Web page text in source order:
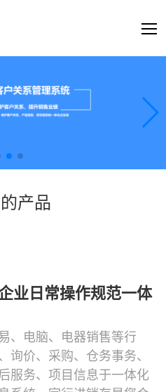
产品
业日常操作规范一体
、电脑、电器销售等行
询价、采购、仓务事务、
服务、项目信息于一体化